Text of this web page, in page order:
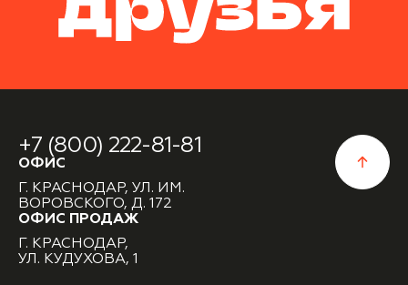
+7 (800) 222-81-81
ОФИС
Г. КРАСНОДАР, УЛ. ИМ.
ВОРОВСКОГО, Д. 172
ОФИС ПРОДАЖ
Г. КРАСНОДАР,
УЛ. КУДУХОВА, 1